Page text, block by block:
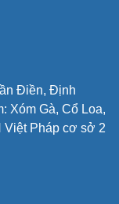
Điền, Định
Xóm Gà, Cổ Loa,
Việt Pháp cơ sở 2